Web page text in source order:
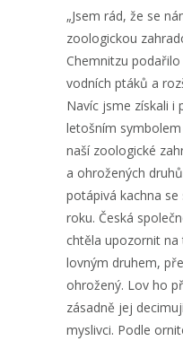
„Jsem rád, že se
zoologickou
Chemnitzu
vodních ptáků a
Navíc jsme získali i
letošním
naší zoologické
a ohrožených
potápivá kachna
roku. Česká
chtěla upozornit
lovným druhem,
ohrožený. Lov ho
zásadně jej
myslivci. Podle